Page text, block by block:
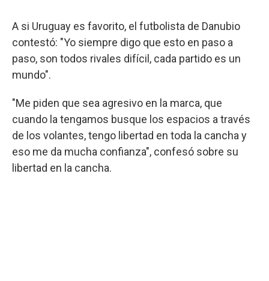
A si Uruguay es favorito, el futbolista de Danubio
contestó: "Yo siempre digo que esto en paso a
paso, son todos rivales difícil, cada partido es un
mundo".
"Me piden que sea agresivo en la marca, que
cuando la tengamos busque los espacios a través
de los volantes, tengo libertad en toda la cancha y
eso me da mucha confianza", confesó sobre su
libertad en la cancha.